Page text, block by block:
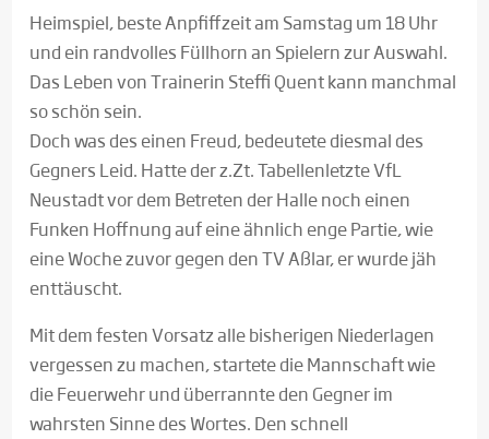
Heimspiel, beste Anpfiffzeit am Samstag um 18 Uhr
und ein randvolles Füllhorn an Spielern zur Auswahl.
Das Leben von Trainerin Steffi Quent kann manchmal
so schön sein.
Doch was des einen Freud, bedeutete diesmal des
Gegners Leid. Hatte der z.Zt. Tabellenletzte VfL
Neustadt vor dem Betreten der Halle noch einen
Funken Hoffnung auf eine ähnlich enge Partie, wie
eine Woche zuvor gegen den TV Aßlar, er wurde jäh
enttäuscht.
Mit dem festen Vorsatz alle bisherigen Niederlagen
vergessen zu machen, startete die Mannschaft wie
die Feuerwehr und überrannte den Gegner im
wahrsten Sinne des Wortes. Den schnell